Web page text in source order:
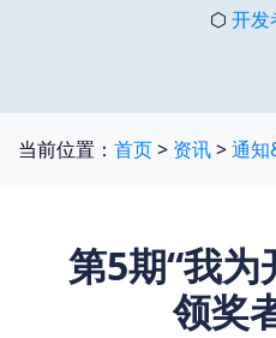
⬡ 开发
当前位置： 首页> 资讯>通知
第5期“我为
领奖